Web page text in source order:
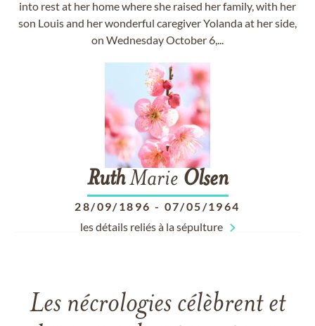
into rest at her home where she raised her family, with her
son Louis and her wonderful caregiver Yolanda at her side,
on Wednesday October 6,...
RuthMarie Olsen
28/09/1896 - 07/05/1964
les détails reliés à la sépulture
Les nécrologies célèbrent et